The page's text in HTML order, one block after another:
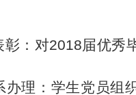
彰：对2018届优秀
办理：学生党员组